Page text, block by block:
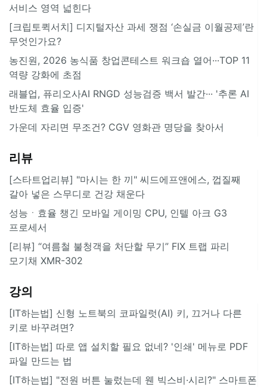
서비스 영역 넓힌다
[크립토퀵서치] 디지털자산 과세 쟁점 ‘손실금 이월공제’란
무엇인가요?
농진원, 2026 농식품 창업콘테스트 워크숍 열어···TOP 11
역량 강화에 초점
래블업, 퓨리오사AI RNGD 성능검증 백서 발간··· '추론 AI
반도체 효율 입증'
가운데 자리면 무조건? CGV 영화관 명당을 찾아서
리뷰
[스타트업리뷰] "마시는 한 끼" 씨드에프앤에스, 껍질째
갈아 넣은 스무디로 건강 채운다
성능ㆍ효율 챙긴 모바일 게이밍 CPU, 인텔 아크 G3
프로세서
[리뷰] “여름철 불청객을 처단할 무기” FIX 트랩 파리
모기채 XMR-302
강의
[IT하는법] 신형 노트북의 코파일럿(AI) 키, 끄거나 다른
키로 바꾸려면?
[IT하는법] 따로 앱 설치할 필요 없네? '인쇄' 메뉴로 PDF
파일 만드는 법
[IT하는법] "전원 버튼 눌렀는데 웬 빅스비·시리?" 스마트폰